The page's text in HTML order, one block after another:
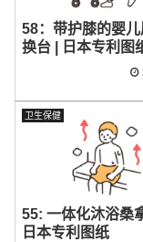
58：带护膝的婴儿
换台 | 日本专利图
卫生保健
55: 一体化沐浴桑
日本专利图纸